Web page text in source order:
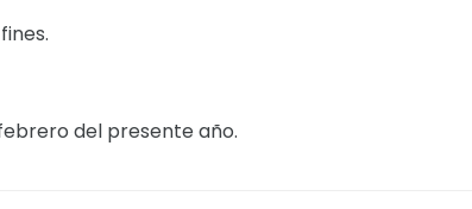
del presente año.